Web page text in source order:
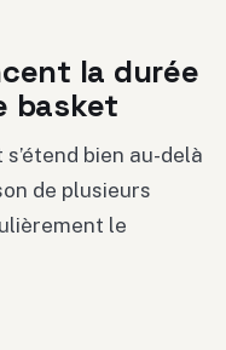
la durée
basket
bien au-delà
de plusieurs
le